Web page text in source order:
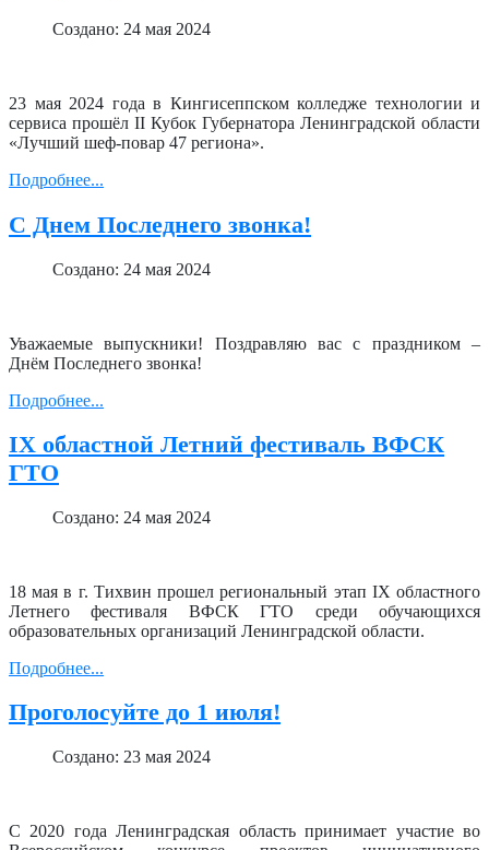
Создано: 24 мая 2024
23 мая 2024 года в Кингисеппском колледже технологии и
сервиса прошёл II Кубок Губернатора Ленинградской области
«Лучший шеф-повар 47 региона».
Подробнее...
С Днем Последнего звонка!
Создано: 24 мая 2024
Уважаемые выпускники! Поздравляю вас с праздником –
Днём Последнего звонка!
Подробнее...
IX областной Летний фестиваль ВФСК
ГТО
Создано: 24 мая 2024
18 мая в г. Тихвин прошел региональный этап IX областного
Летнего фестиваля ВФСК ГТО среди обучающихся
образовательных организаций Ленинградской области.
Подробнее...
Проголосуйте до 1 июля!
Создано: 23 мая 2024
С 2020 года Ленинградская область принимает участие во